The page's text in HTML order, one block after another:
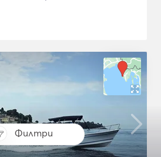
Филтри